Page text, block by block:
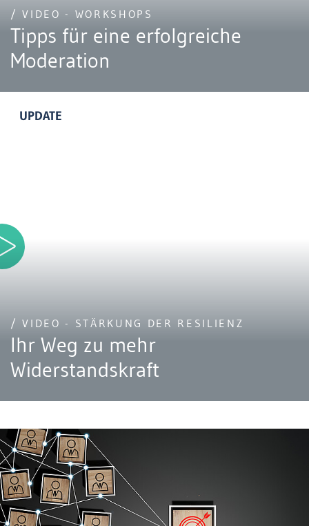
/ VIDEO - WORKSHOPS
Tipps für eine erfolgreiche
Moderation
UPDATE
/ VIDEO - STÄRKUNG DER RESILIENZ
Ihr Weg zu mehr
Widerstandskraft